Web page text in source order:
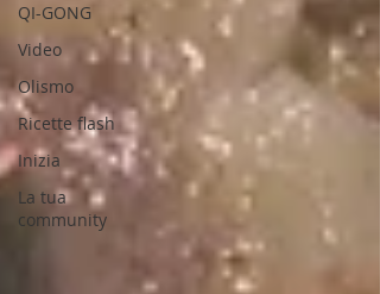
QI-GONG
Video
Olismo
Ricette flash
Inizia
La tua
community